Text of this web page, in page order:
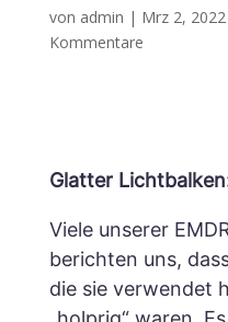
von admin | Mrz 2, 2022
Kommentare
Glatter
Viele unserer
berichten uns,
die sie verwendet